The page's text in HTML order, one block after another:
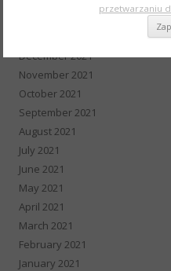
December 2021
November 2021
October 2021
September 2021
August 2021
July 2021
June 2021
May 2021
April 2021
March 2021
February 2021
January 2021
przetwarzaniu